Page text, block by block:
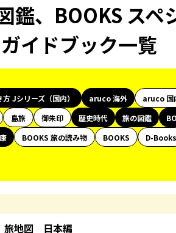
、BOOKS スペ
イドブック一覧
Jシリーズ（国内） aruco 海外 aruco 国
島旅 御朱印 歴史時代 旅の図鑑
BOOKS 旅の読み物 BOOKS
D-Books
旅地図 日本編